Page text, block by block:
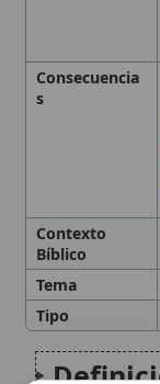
Contexto
Bíblico
doctrinal
🙏
Esta enciclopedia
imprimatur
. No
Escritura ni a los
destinada
los artículos se